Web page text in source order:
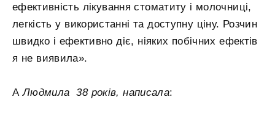
ефективність лікування стоматиту і молочниці,
легкість у використанні та доступну ціну. Розчин
швидко і ефективно діє, ніяких побічних ефектів
я не виявила».
АЛюдмила 38 років, написала: